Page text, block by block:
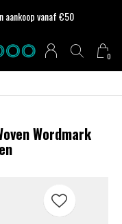
0
aankoop vanaf €50
Wordmark